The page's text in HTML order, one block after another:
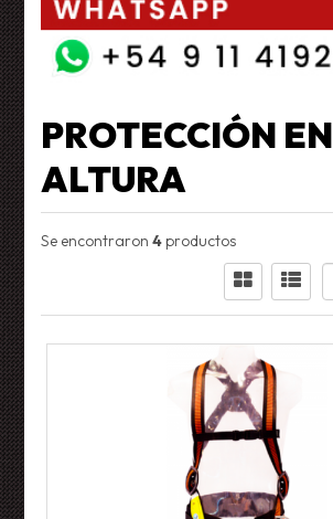
PROTECCIÓN EN
ALTURA
Se encontraron4productos